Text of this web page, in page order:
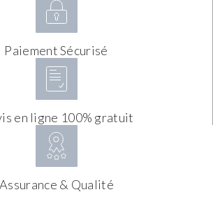
Paiement Sécurisé
en ligne 100% gratuit
Assurance & Qualité